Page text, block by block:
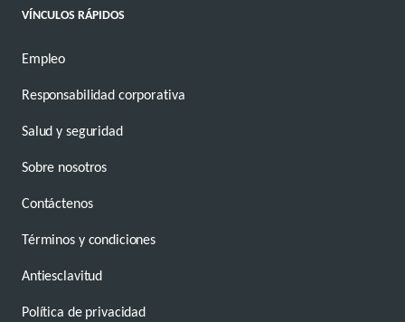
VÍNCULOS RÁPIDOS
Empleo
Responsabilidad corporativa
Salud y seguridad
Sobre nosotros
Contáctenos
Términos y condiciones
Antiesclavitud
Política de privacidad